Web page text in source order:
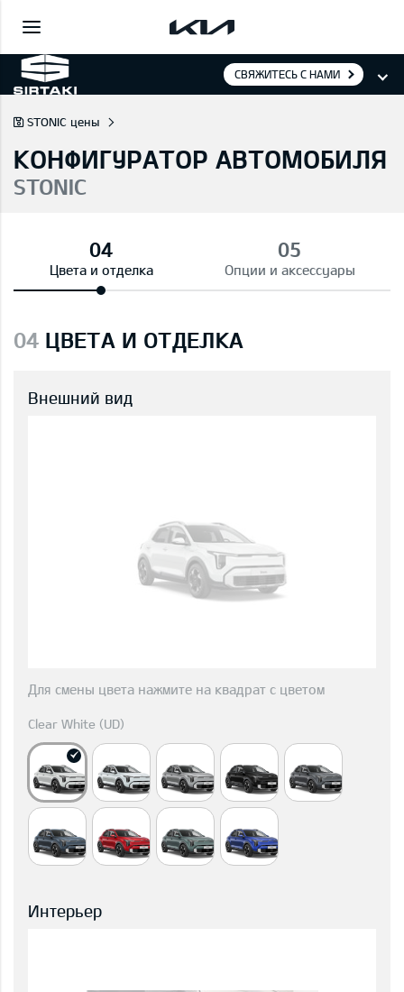
СВЯЖИТЕСЬ С НАМИ
STONIC цены
КОНФИГУРАТОР АВТОМОБИЛЯ
STONIC
Цвета и отделка Опции и аксессуары
04 ЦВЕТА И ОТДЕЛКА
Внешний вид
Для смены цвета нажмите на квадрат с цветом
Clear White (UD)
Интерьер